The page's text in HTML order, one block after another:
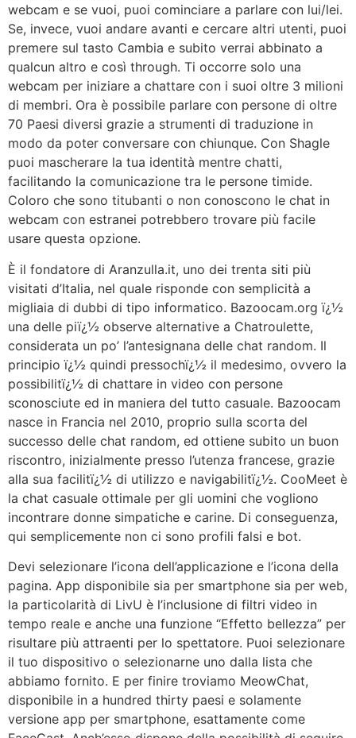
webcam e se vuoi, puoi cominciare a parlare con lui/lei.
Se, invece, vuoi andare avanti e cercare altri utenti, puoi
premere sul tasto Cambia e subito verrai abbinato a
qualcun altro e così through. Ti occorre solo una
webcam per iniziare a chattare con i suoi oltre 3 milioni
di membri. Ora è possibile parlare con persone di oltre
70 Paesi diversi grazie a strumenti di traduzione in
modo da poter conversare con chiunque. Con Shagle
puoi mascherare la tua identità mentre chatti,
facilitando la comunicazione tra le persone timide.
Coloro che sono titubanti o non conoscono le chat in
webcam con estranei potrebbero trovare più facile
usare questa opzione.
È il fondatore di Aranzulla.it, uno dei trenta siti più
visitati d’Italia, nel quale risponde con semplicità a
migliaia di dubbi di tipo informatico. Bazoocam.org ï¿½
una delle piï¿½ observe alternative a Chatroulette,
considerata un po’ l’antesignana delle chat random. Il
principio ï¿½ quindi pressochï¿½ il medesimo, ovvero la
possibilitï¿½ di chattare in video con persone
sconosciute ed in maniera del tutto casuale. Bazoocam
nasce in Francia nel 2010, proprio sulla scorta del
successo delle chat random, ed ottiene subito un buon
riscontro, inizialmente presso l’utenza francese, grazie
alla sua facilitï¿½ di utilizzo e navigabilitï¿½. CooMeet è
la chat casuale ottimale per gli uomini che vogliono
incontrare donne simpatiche e carine. Di conseguenza,
qui semplicemente non ci sono profili falsi e bot.
Devi selezionare l’icona dell’applicazione e l’icona della
pagina. App disponibile sia per smartphone sia per web,
la particolarità di LivU è l’inclusione di filtri video in
tempo reale e anche una funzione “Effetto bellezza” per
risultare più attraenti per lo spettatore. Puoi selezionare
il tuo dispositivo o selezionarne uno dalla lista che
abbiamo fornito. E per finire troviamo MeowChat,
disponibile in a hundred thirty paesi e solamente
versione app per smartphone, esattamente come